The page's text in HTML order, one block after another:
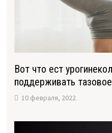
Вот что ест
поддерживать
10 февраля, 2022